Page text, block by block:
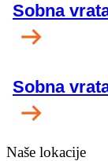
Sobna
Sobna
Naše lokacije